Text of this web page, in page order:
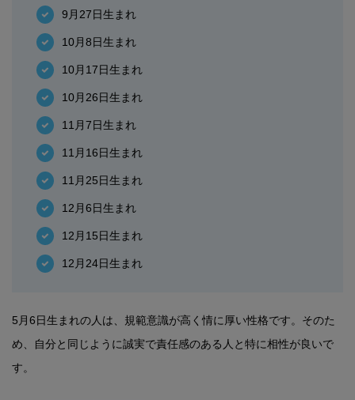
9月27日生まれ
10月8日生まれ
10月17日生まれ
10月26日生まれ
11月7日生まれ
11月16日生まれ
11月25日生まれ
12月6日生まれ
12月15日生まれ
12月24日生まれ
5月6日生まれの人は、規範意識が高く情に厚い性格です。そのた
め、自分と同じように誠実で責任感のある人と特に相性が良いで
す。